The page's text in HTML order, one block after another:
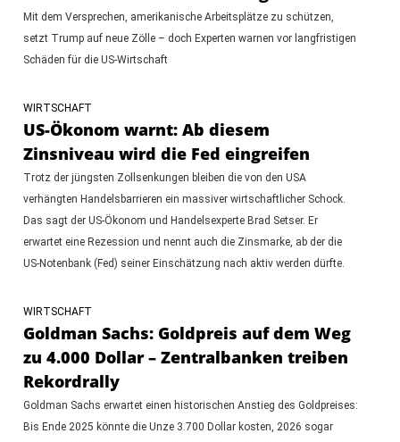
Mit dem Versprechen, amerikanische Arbeitsplätze zu schützen,
setzt Trump auf neue Zölle – doch Experten warnen vor langfristigen
Schäden für die US-Wirtschaft
WIRTSCHAFT
US-Ökonom warnt: Ab diesem
Zinsniveau wird die Fed eingreifen
Trotz der jüngsten Zollsenkungen bleiben die von den USA
verhängten Handelsbarrieren ein massiver wirtschaftlicher Schock.
Das sagt der US-Ökonom und Handelsexperte Brad Setser. Er
erwartet eine Rezession und nennt auch die Zinsmarke, ab der die
US-Notenbank (Fed) seiner Einschätzung nach aktiv werden dürfte.
WIRTSCHAFT
Goldman Sachs: Goldpreis auf dem Weg
zu 4.000 Dollar – Zentralbanken treiben
Rekordrally
Goldman Sachs erwartet einen historischen Anstieg des Goldpreises:
Bis Ende 2025 könnte die Unze 3.700 Dollar kosten, 2026 sogar